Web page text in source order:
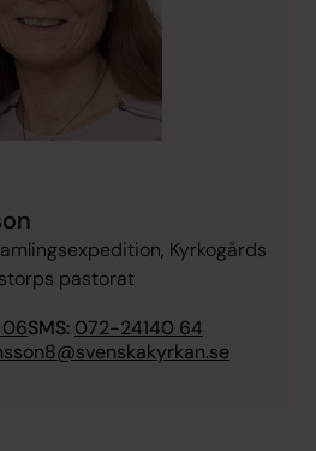
Kyrkogårds
pastorat
SMS: 072-24140 64